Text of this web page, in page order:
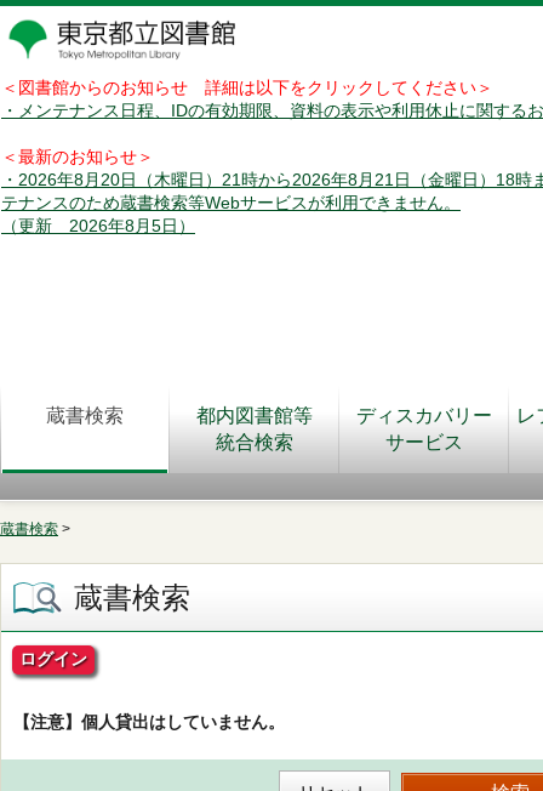
＜図書館からのお知らせ 詳細は以下をクリックしてください＞
・メンテナンス日程、IDの有効期限、資料の表示や利用休止に関する
＜最新のお知らせ＞
・2026年8月20日（木曜日）21時から2026年8月21日（金曜日）18時
テナンスのため蔵書検索等Webサービスが利用できません。
（更新 2026年8月5日）
蔵書検索
都内図書館等
統合検索
ディスカバリー
サービス
レ
蔵書検索 >
蔵書検索
ログイン
【注意】個人貸出はしていません。